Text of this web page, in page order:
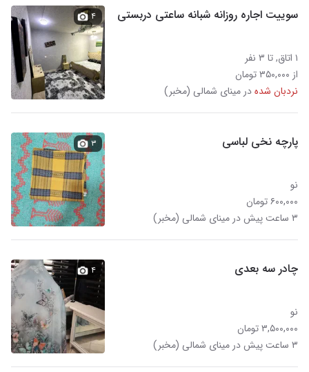
سوییت اجاره روزانه شبانه ساعتی دربستی
۱ اتاق, تا ۳ نفر
از ۳۵۰,۰۰۰ تومان
نردبان شدهدر مینای شمالی (مخبر)
۴
پارچه نخی لباسی
نو
۶۰۰,۰۰۰ تومان
۳ ساعت پیش در مینای شمالی (مخبر)
۳
چادر سه بعدی
نو
۳,۵۰۰,۰۰۰ تومان
۳ ساعت پیش در مینای شمالی (مخبر)
۴